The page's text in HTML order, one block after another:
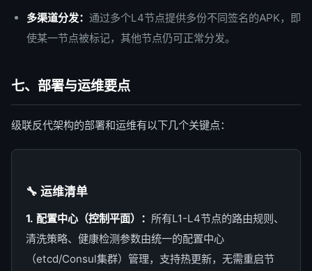
多渠道分发： 通过多个L4节点提供多份不同签名的APK，即
使某一节点被标记，其他节点仍可正常分发。
七、部署与运维要点
级联反代架构的部署和运维有以下几个关键点：
🔧 运维清单
1. 配置中心（控制平面）： 所有L1-L4节点的路由规则、
清洗策略、健康检测参数由统一的配置中心
（etcd/Consul集群）管理，支持热更新，无需重启节